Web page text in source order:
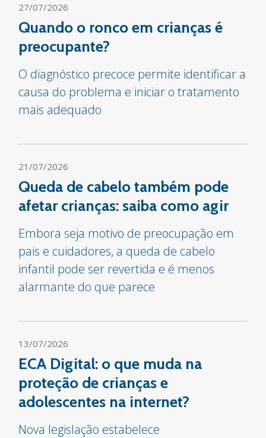
27/07/2026
Quando o ronco em crianças é
preocupante?
O diagnóstico precoce permite identificar a
causa do problema e iniciar o tratamento
mais adequado
21/07/2026
Queda de cabelo também pode
afetar crianças: saiba como agir
Embora seja motivo de preocupação em
pais e cuidadores, a queda de cabelo
infantil pode ser revertida e é menos
alarmante do que parece
13/07/2026
ECA Digital: o que muda na
proteção de crianças e
adolescentes na internet?
Nova legislação estabelece